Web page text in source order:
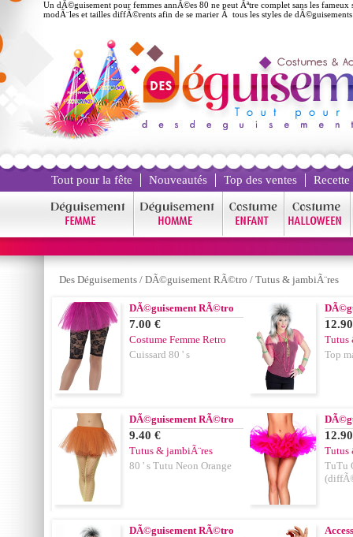
Un dÃ©guisement pour femmes annÃ©es 80 ne peut Ãªtre complet sans les fameux
modÃ¨les et tailles diffÃ©rents afin de se marier Ã tous les styles de
Tout pour la fête Nouveautés Top des ventes
Des Déguisements / DÃ©guisement RÃ©tro / Tutus & jambiÃ¨res
DÃ©guisement RÃ©tro
7.00 €
Costume Femme Retro
Cuissard 80 ' s
Tutus
Top
DÃ©guisement RÃ©tro
9.40 €
Tutus & jambiÃ¨res
80 ' s Tutu Neon Orange
Tutus
TuTu
DÃ©guisement RÃ©tro